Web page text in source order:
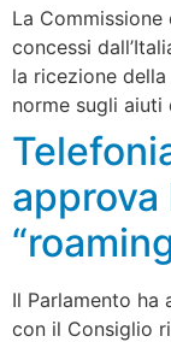
La
concessi
la ricezione
norme sugli
Il Parlamento
con il Consiglio